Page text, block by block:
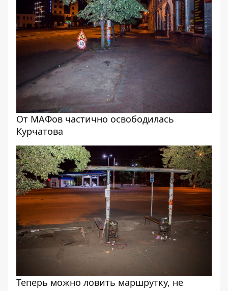
От МАФов частично освободилась
Курчатова
Теперь можно ловить маршрутку, не